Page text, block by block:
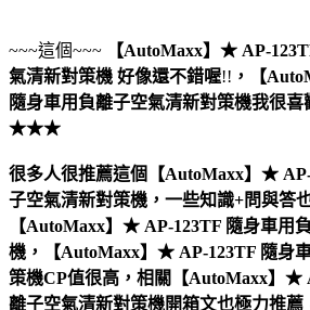
~~~這個~~~
【AutoMaxx】★ AP-
氣清新對策機 好像還不錯喔!! ，
【
隨身車用負離子空氣清新對策機我很喜
★★★
很多人很推薦這個【AutoMaxx】★
子空氣清新對策機，一些知識+問與答
【AutoMaxx】★ AP-123TF 隨身車用
機，【AutoMaxx】★ AP-123TF 隨身
策機CP值很高，相關【AutoMaxx】★
離子空氣清新對策機開箱文也極力推薦